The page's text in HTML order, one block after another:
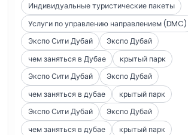
Индивидуальные туристические пакеты
Услуги по управлению направлением (DMC)
Экспо Сити Дубай
Экспо Дубай
чем заняться в Дубае
крытый парк
Экспо Сити Дубай
Экспо Дубай
чем заняться в дубае
крытый парк
Экспо Сити Дубай
Экспо Дубай
чем заняться в дубае
крытый парк